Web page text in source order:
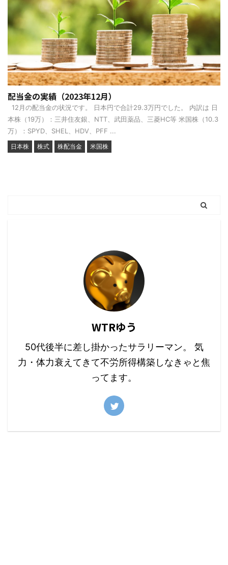
配当金の実績（2023年12月）
12月の配当金の状況です。 日本円で合計29.3万円でした。 内訳は 日
本株（19万）：三井住友銀、NTT、武田薬品、三菱HC等 米国株（10.3
万）：SPYD、SHEL、HDV、PFF ...
日本株 株式 株配当金 米国株
WTRゆう
50代後半に差し掛かったサラリーマン。 気
力・体力衰えてきて不労所得構築しなきゃと焦
ってます。